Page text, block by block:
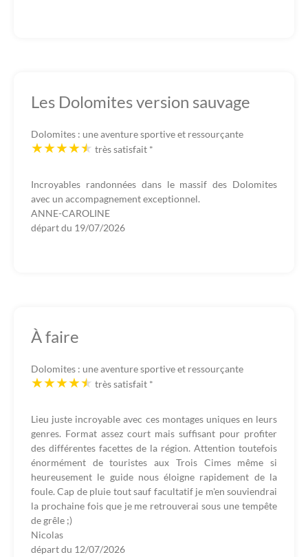
Les Dolomites version sauvage
Dolomites : une aventure sportive et ressourçante
très satisfait *
Incroyables randonnées dans le massif des Dolomites
avec un accompagnement exceptionnel.
ANNE-CAROLINE
départ du 19/07/2026
À faire
Dolomites : une aventure sportive et ressourçante
très satisfait *
Lieu juste incroyable avec ces montages uniques en leurs
genres. Format assez court mais suffisant pour profiter
des différentes facettes de la région. Attention toutefois
énormément de touristes aux Trois Cimes même si
heureusement le guide nous éloigne rapidement de la
foule. Cap de pluie tout sauf facultatif je m'en souviendrai
la prochaine fois que je me retrouverai sous une tempête
de grêle ;)
Nicolas
départ du 12/07/2026